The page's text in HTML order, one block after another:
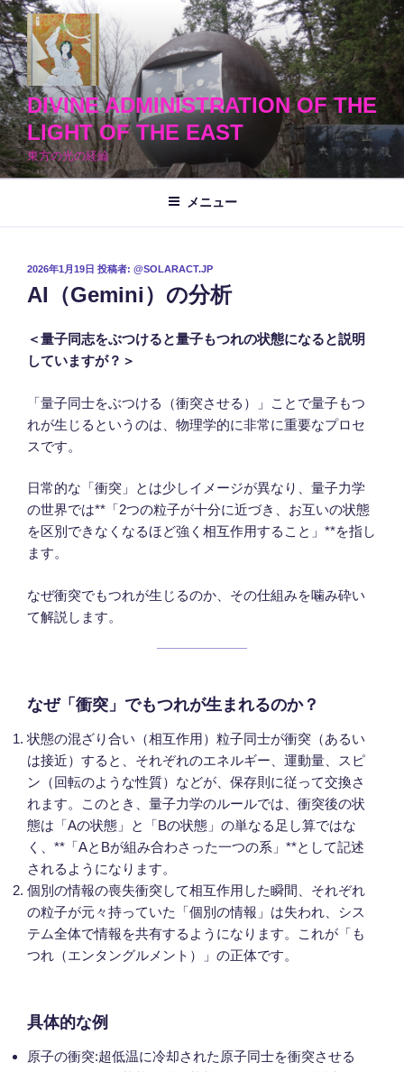
コ
ン
テ
ン
ツ
へ
ス
キ
ッ
DIVINE ADMINISTRATION OF THE
LIGHT OF THE EAST
東方の光の経綸
メニュー
投
稿
日:
2026年1月19日 投稿者: @SOLARACT.JP
AI（Gemini）の分析
＜量子同志をぶつけると量子もつれの状態になると説明
していますが？＞
「量子同士をぶつける（衝突させる）」ことで量子もつ
れが生じるというのは、物理学的に非常に重要なプロセ
スです。
日常的な「衝突」とは少しイメージが異なり、量子力学
の世界では**「2つの粒子が十分に近づき、お互いの状態
を区別できなくなるほど強く相互作用すること」**を指し
ます。
なぜ衝突でもつれが生じるのか、その仕組みを噛み砕い
て解説します。
なぜ「衝突」でもつれが生まれるのか？
状態の混ざり合い（相互作用）粒子同士が衝突（あるい
は接近）すると、それぞれのエネルギー、運動量、スピ
ン（回転のような性質）などが、保存則に従って交換さ
れます。このとき、量子力学のルールでは、衝突後の状
態は「Aの状態」と「Bの状態」の単なる足し算ではな
く、**「AとBが組み合わさった一つの系」**として記述
されるようになります。
個別の情報の喪失衝突して相互作用した瞬間、それぞれ
の粒子が元々持っていた「個別の情報」は失われ、シス
テム全体で情報を共有するようになります。これが「も
つれ（エンタングルメント）」の正体です。
具体的な例
原子の衝突:超低温に冷却された原子同士を衝突させる